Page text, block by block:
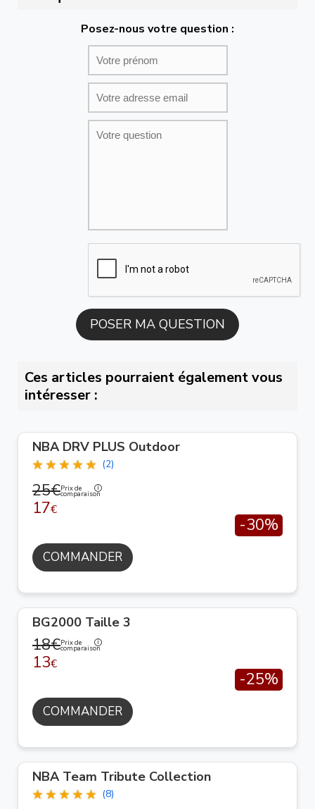
Posez-nous votre question :
Ces articles pourraient également vous
intéresser :
NBA DRV PLUS Outdoor
(2)
25€Prix de
comparaison
17€
-30%
COMMANDER
BG2000 Taille 3
18€Prix de
comparaison
13€
-25%
COMMANDER
NBA Team Tribute Collection
(8)